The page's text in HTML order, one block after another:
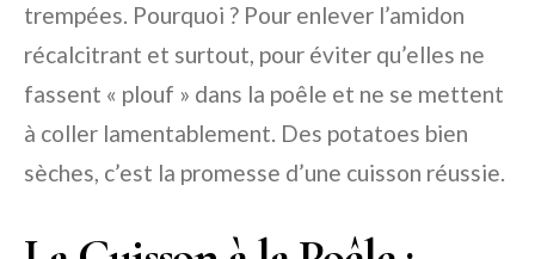
trempées. Pourquoi ? Pour enlever l’amidon
récalcitrant et surtout, pour éviter qu’elles ne
fassent « plouf » dans la poêle et ne se mettent
à coller lamentablement. Des potatoes bien
sèches, c’est la promesse d’une cuisson réussie.